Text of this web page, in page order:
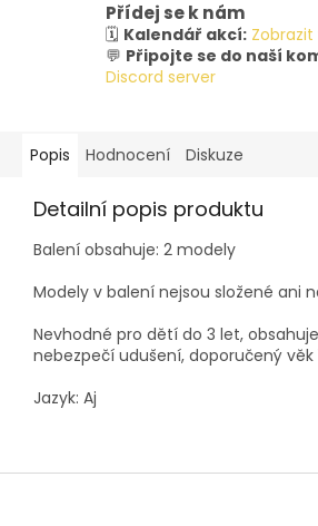
Přídej se k nám
🗓️ Kalendář akcí:
💬 Připojte se do naší
Discord server
Popis Hodnocení Diskuze
Detailní popis produktu
Balení obsahuje: 2 modely
Modely v balení nejsou složené ani
Nevhodné pro dětí do 3 let,
nebezpečí udušení, doporučený věk
Jazyk: Aj
Z